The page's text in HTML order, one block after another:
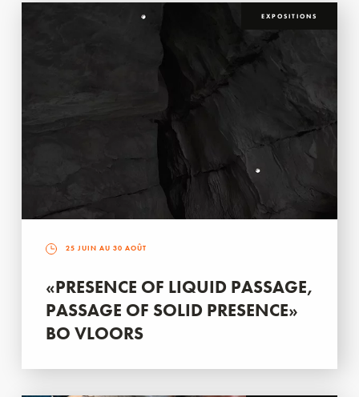
EXPOSITIONS
25 JUIN AU 30 AOÛT
«PRESENCE OF LIQUID PASSAGE,
PASSAGE OF SOLID PRESENCE»
BO VLOORS